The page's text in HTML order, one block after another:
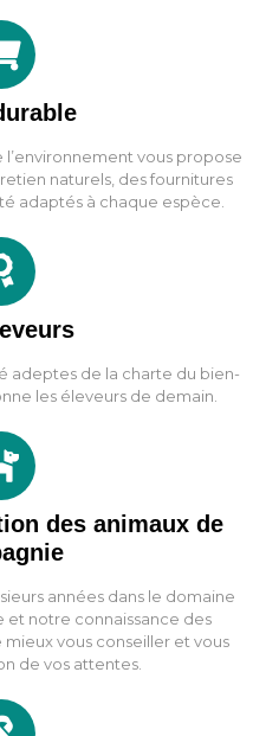
vous propose
naturels, des fournitures
adaptés à chaque espèce.
adeptes de la charte du bien-
les éleveurs de demain.
des animaux de
années dans le domaine
notre connaissance des
vous conseiller et vous
de vos attentes.